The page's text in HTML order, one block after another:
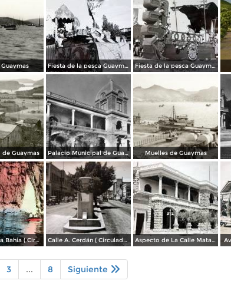
Fiesta de la pesca Guaymas, Sonora 1949 Fiesta de la pesca Guaymas, Sonora 1949
Guaymas Palacio Municipal de Guaymas Muelles de Guaymas
Penasco en La Bahia ( Circulada el 28 de Mayo de 1944 ). Calle A. Cerdán ( Circulada el 24 de Marzo de 1952 ). Aspecto de La Calle Matamoros ( Mayo de 1920 ).
3 ... 8 Siguiente